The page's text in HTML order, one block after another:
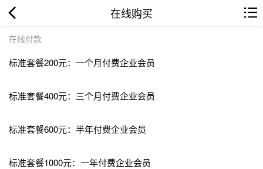
在线购买
在线付款
标准套餐200元：一个月付费企业会员
标准套餐400元：三个月付费企业会员
标准套餐600元：半年付费企业会员
标准套餐1000元：一年付费企业会员